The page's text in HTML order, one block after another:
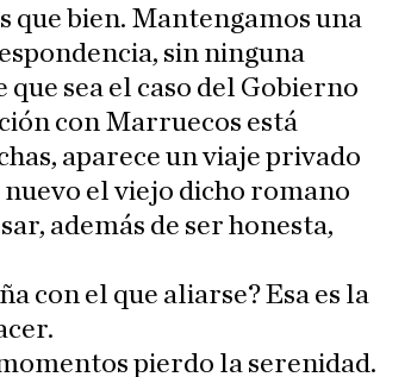
que bien. Mantengamos una
sin ninguna
sea el caso del Gobierno
con Marruecos está
aparece un viaje privado
el viejo dicho romano
además de ser honesta,
con el que aliarse? Esa es la
pierdo la serenidad.